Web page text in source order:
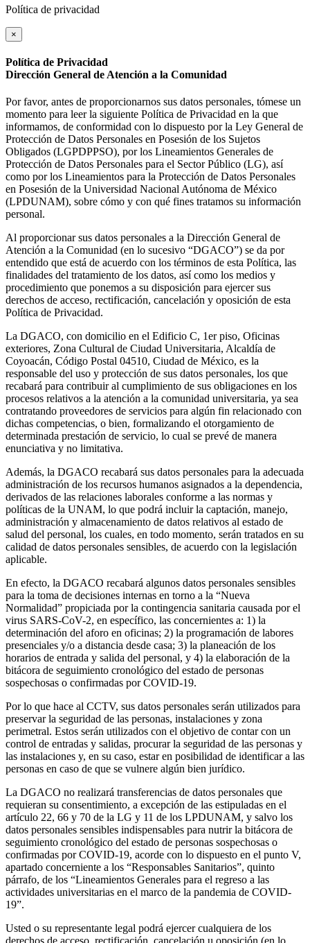
Política de privacidad
×
Política de Privacidad
Dirección General de Atención a la Comunidad
Por favor, antes de proporcionarnos sus datos personales, tómese un
momento para leer la siguiente Política de Privacidad en la que
informamos, de conformidad con lo dispuesto por la Ley General de
Protección de Datos Personales en Posesión de los Sujetos
Obligados (LGPDPPSO), por los Lineamientos Generales de
Protección de Datos Personales para el Sector Público (LG), así
como por los Lineamientos para la Protección de Datos Personales
en Posesión de la Universidad Nacional Autónoma de México
(LPDUNAM), sobre cómo y con qué fines tratamos su información
personal.
Al proporcionar sus datos personales a la Dirección General de
Atención a la Comunidad (en lo sucesivo “DGACO”) se da por
entendido que está de acuerdo con los términos de esta Política, las
finalidades del tratamiento de los datos, así como los medios y
procedimiento que ponemos a su disposición para ejercer sus
derechos de acceso, rectificación, cancelación y oposición de esta
Política de Privacidad.
La DGACO, con domicilio en el Edificio C, 1er piso, Oficinas
exteriores, Zona Cultural de Ciudad Universitaria, Alcaldía de
Coyoacán, Código Postal 04510, Ciudad de México, es la
responsable del uso y protección de sus datos personales, los que
recabará para contribuir al cumplimiento de sus obligaciones en los
procesos relativos a la atención a la comunidad universitaria, ya sea
contratando proveedores de servicios para algún fin relacionado con
dichas competencias, o bien, formalizando el otorgamiento de
determinada prestación de servicio, lo cual se prevé de manera
enunciativa y no limitativa.
Además, la DGACO recabará sus datos personales para la adecuada
administración de los recursos humanos asignados a la dependencia,
derivados de las relaciones laborales conforme a las normas y
políticas de la UNAM, lo que podrá incluir la captación, manejo,
administración y almacenamiento de datos relativos al estado de
salud del personal, los cuales, en todo momento, serán tratados en su
calidad de datos personales sensibles, de acuerdo con la legislación
aplicable.
En efecto, la DGACO recabará algunos datos personales sensibles
para la toma de decisiones internas en torno a la “Nueva
Normalidad” propiciada por la contingencia sanitaria causada por el
virus SARS-CoV-2, en específico, las concernientes a: 1) la
determinación del aforo en oficinas; 2) la programación de labores
presenciales y/o a distancia desde casa; 3) la planeación de los
horarios de entrada y salida del personal, y 4) la elaboración de la
bitácora de seguimiento cronológico del estado de personas
sospechosas o confirmadas por COVID-19.
Por lo que hace al CCTV, sus datos personales serán utilizados para
preservar la seguridad de las personas, instalaciones y zona
perimetral. Estos serán utilizados con el objetivo de contar con un
control de entradas y salidas, procurar la seguridad de las personas y
las instalaciones y, en su caso, estar en posibilidad de identificar a las
personas en caso de que se vulnere algún bien jurídico.
La DGACO no realizará transferencias de datos personales que
requieran su consentimiento, a excepción de las estipuladas en el
artículo 22, 66 y 70 de la LG y 11 de los LPDUNAM, y salvo los
datos personales sensibles indispensables para nutrir la bitácora de
seguimiento cronológico del estado de personas sospechosas o
confirmadas por COVID-19, acorde con lo dispuesto en el punto V,
apartado concerniente a los “Responsables Sanitarios”, quinto
párrafo, de los “Lineamientos Generales para el regreso a las
actividades universitarias en el marco de la pandemia de COVID-
19”.
Usted o su representante legal podrá ejercer cualquiera de los